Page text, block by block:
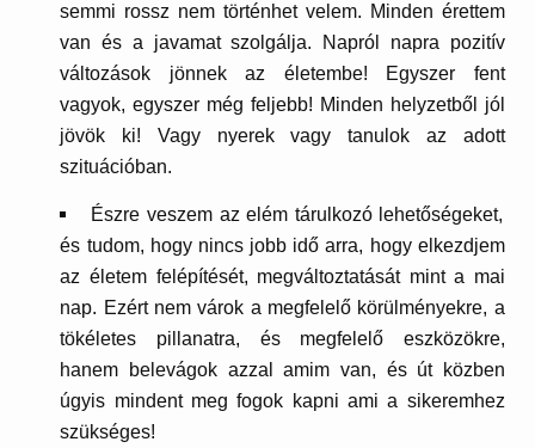
semmi rossz nem történhet velem. Minden érettem
van és a javamat szolgálja. Napról napra pozitív
változások jönnek az életembe! Egyszer fent
vagyok, egyszer még feljebb! Minden helyzetből jól
jövök ki! Vagy nyerek vagy tanulok az adott
szituációban.
Észre veszem az elém tárulkozó lehetőségeket,
és tudom, hogy nincs jobb idő arra, hogy elkezdjem
az életem felépítését, megváltoztatását mint a mai
nap. Ezért nem várok a megfelelő körülményekre, a
tökéletes pillanatra, és megfelelő eszközökre,
hanem belevágok azzal amim van, és út közben
úgyis mindent meg fogok kapni ami a sikeremhez
szükséges!